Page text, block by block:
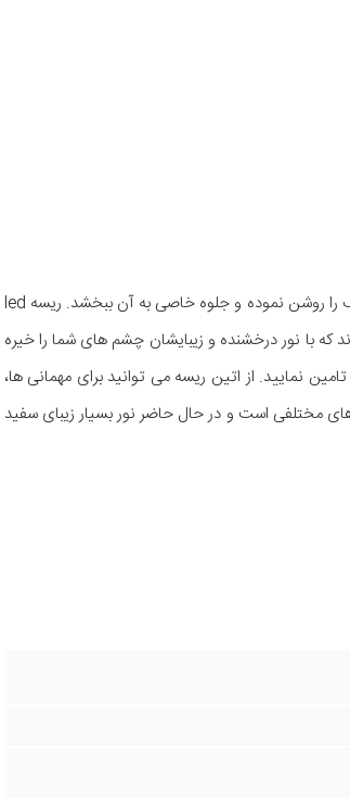
ریسه ال ای دی یکی از زیباترین و در عین حال ساده ترین وسایل دکوری و تزیینی است که می تواند محیط اطراف را روشن نموده و جلوه خاصی به آن ببخشد. ریسه led
ریز قرار گرفته اند که با نور درخشنده و زیبایشان چشم های شما را خیره
نمایید. از اتین ریسه می توانید برای مهمانی ها،
مختلفی است و در حال حاضر نور بسیار زیبای سفید